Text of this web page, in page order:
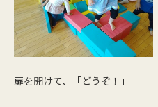
扉を開けて、「どうぞ！」